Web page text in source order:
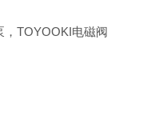
TOYOOKI电磁阀